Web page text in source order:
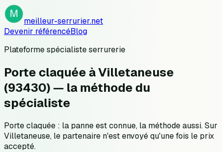
meilleur-serrurier.net
Devenir référencéBlog
Plateforme spécialiste serrurerie
Porte claquée à Villetaneuse
(93430) — la méthode du
spécialiste
Porte claquée : la panne est connue, la méthode aussi. Sur
Villetaneuse, le partenaire n'est envoyé qu'une fois le prix
accepté.